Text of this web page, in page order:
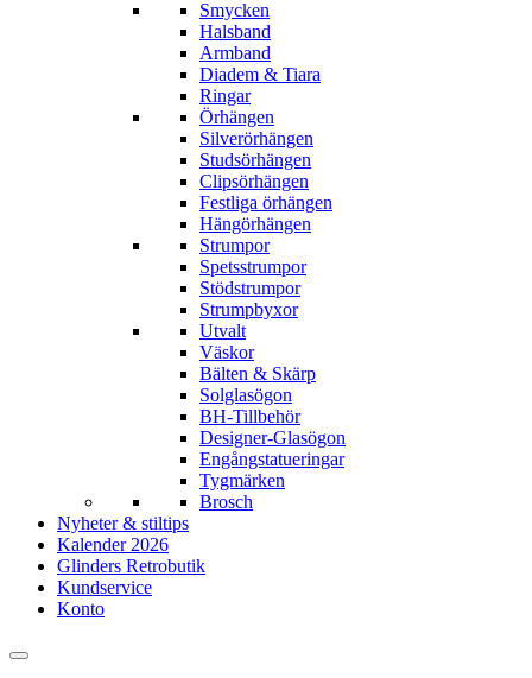
Smycken
Halsband
Armband
Diadem & Tiara
Ringar
Örhängen
Silverörhängen
Studsörhängen
Clipsörhängen
Festliga örhängen
Hängörhängen
Strumpor
Spetsstrumpor
Stödstrumpor
Strumpbyxor
Utvalt
Väskor
Bälten & Skärp
Solglasögon
BH-Tillbehör
Designer-Glasögon
Engångstatueringar
Tygmärken
Brosch
Nyheter & stiltips
Kalender 2026
Glinders Retrobutik
Kundservice
Konto